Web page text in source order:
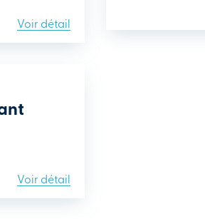
Voir détail
Voir détail